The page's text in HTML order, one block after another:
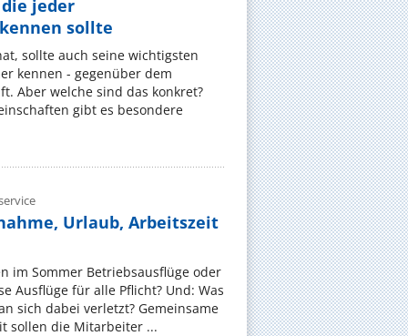
jeder
sollte
sollte auch seine wichtigsten
kennen - gegenüber dem
Aber welche sind das konkret?
gibt es besondere
Urlaub, Arbeitszeit
im Sommer Betriebsausflüge oder
Ausflüge für alle Pflicht? Und: Was
sich dabei verletzt? Gemeinsame
sollen die Mitarbeiter ...